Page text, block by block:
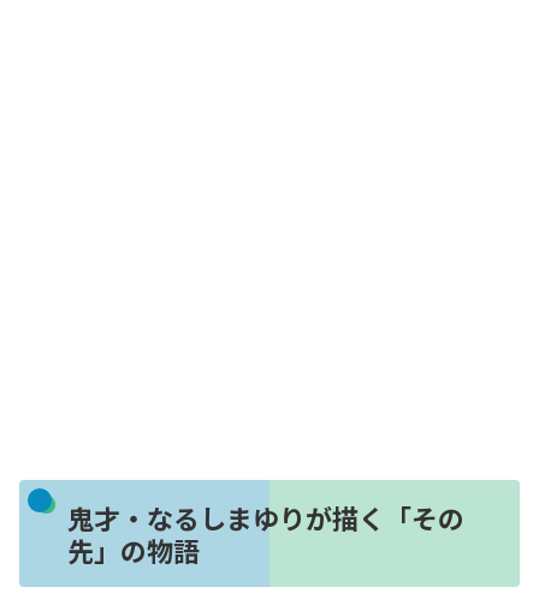
鬼才・なるしまゆりが描く「その
先」の物語